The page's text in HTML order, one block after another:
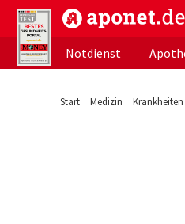
aponet.de - Das
Notdienst
Start Medizin Krankheiten